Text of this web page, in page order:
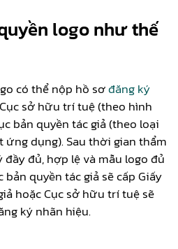
logo như thế
có thể nộp hồ sơđăng ký
sở hữu trí tuệ (theo hình
bản quyền tác giả (theo loại
dụng). Sau thời gian thẩm
đủ, hợp lệ và mẫu logo đủ
quyền tác giả sẽ cấp Giấy
hoặc Cục sở hữu trí tuệ sẽ
ký nhãn hiệu.